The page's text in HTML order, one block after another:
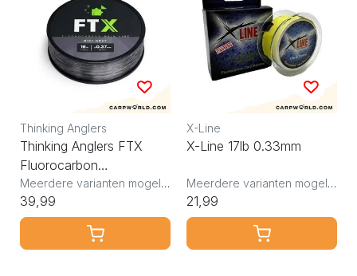
Thinking Anglers
Thinking Anglers FTX
Fluorocarbon
0.37mm/16lb
Meerdere varianten mogelijk
39,99
X-Line
X-Line 17lb 0.33mm
Meerdere varianten mogelijk
21,99